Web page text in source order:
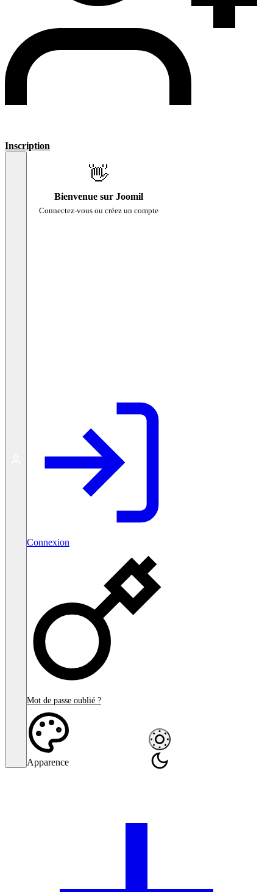
Inscription
👋
Bienvenue sur Joomil
Connectez-vous ou créez un compte
Connexion
Mot de passe oublié ?
Apparence